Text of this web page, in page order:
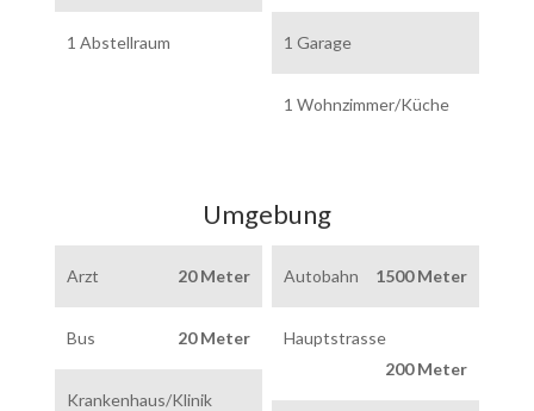
1 Garage
1 Abstellraum
1 Wohnzimmer/Küche
Umgebung
Arzt 20 Meter Autobahn 1500 Meter
Bus 20 Meter
Hauptstrasse
200 Meter
Krankenhaus/Klinik